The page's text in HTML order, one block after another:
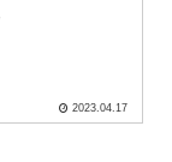
2023.04.17